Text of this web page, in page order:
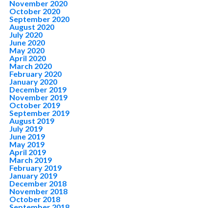
November 2020
October 2020
September 2020
August 2020
July 2020
June 2020
May 2020
April 2020
March 2020
February 2020
January 2020
December 2019
November 2019
October 2019
September 2019
August 2019
July 2019
June 2019
May 2019
April 2019
March 2019
February 2019
January 2019
December 2018
November 2018
October 2018